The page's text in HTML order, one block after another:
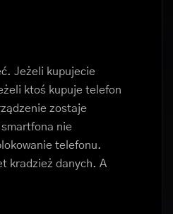
Jeżeli kupujecie
ktoś kupuje telefon
zostaje
nie
telefonu.
kradzież danych. A